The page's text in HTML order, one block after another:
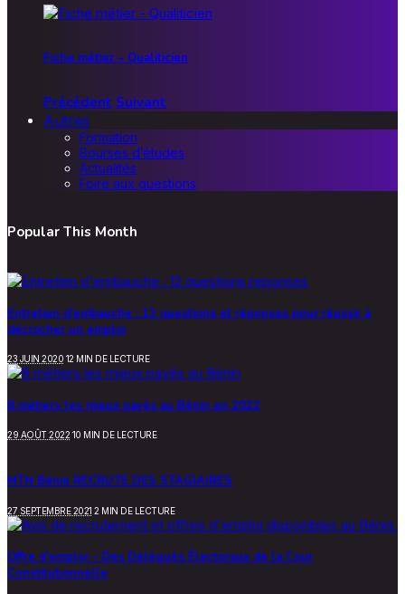
Fiche métier – Qualiticien
Précédent Suivant
Autres
Formation
Bourses d’études
Actualités
Foire aux questions
Popular This Month
Entretien d’embauche : 12 questions et réponses pour réussir à
décrocher un emploi
23 JUIN 2020 12 MIN DE LECTURE
8 métiers les mieux payés au Bénin en 2022
29 AOÛT 2022 10 MIN DE LECTURE
MTN Bénin RECRUTE DES STAGIAIRES
27 SEPTEMBRE 2021 2 MIN DE LECTURE
Offre d’emploi – Des Délégués Électoraux de la Cour
Constitutionnelle